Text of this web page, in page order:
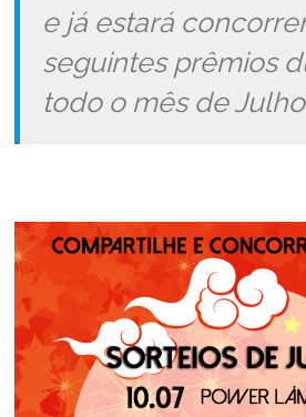
e já estará
seguintes prêmios
todo o mês de